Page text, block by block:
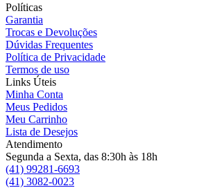
Políticas
Garantia
Trocas e Devoluções
Dúvidas Frequentes
Política de Privacidade
Termos de uso
Links Úteis
Minha Conta
Meus Pedidos
Meu Carrinho
Lista de Desejos
Atendimento
Segunda a Sexta, das 8:30h às 18h
(41) 99281-6693
(41) 3082-0023